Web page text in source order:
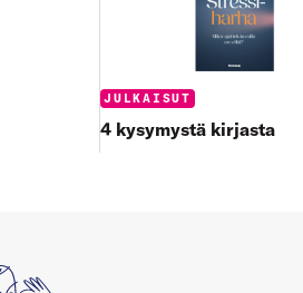
Categories:
JULKAISUT
4 kysymystä kirjasta